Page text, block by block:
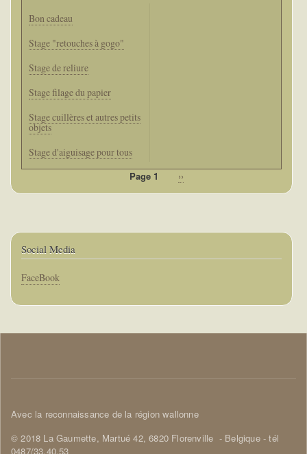
Bon cadeau
Stage "retouches à gogo"
Stage de reliure
Stage filage du papier
Stage cuillères et autres petits
objets
Stage d'aiguisage pour tous
Page 1
Page
››
Social Media
Corps
FaceBook
Corps
Avec la reconnaissance de la région wallonne
© 2018 La Gaumette, Martué 42, 6820 Florenville - Belgique - tél
0487/33.40.53